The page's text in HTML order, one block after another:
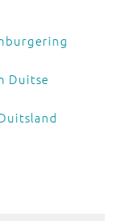
Duitse